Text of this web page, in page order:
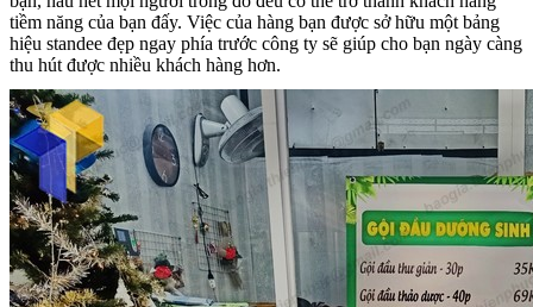
tiềm năng của bạn đấy. Việc của hàng bạn được sở hữu một bảng
hiệu standee đẹp ngay phía trước công ty sẽ giúp cho bạn ngày càng
thu hút được nhiều khách hàng hơn.